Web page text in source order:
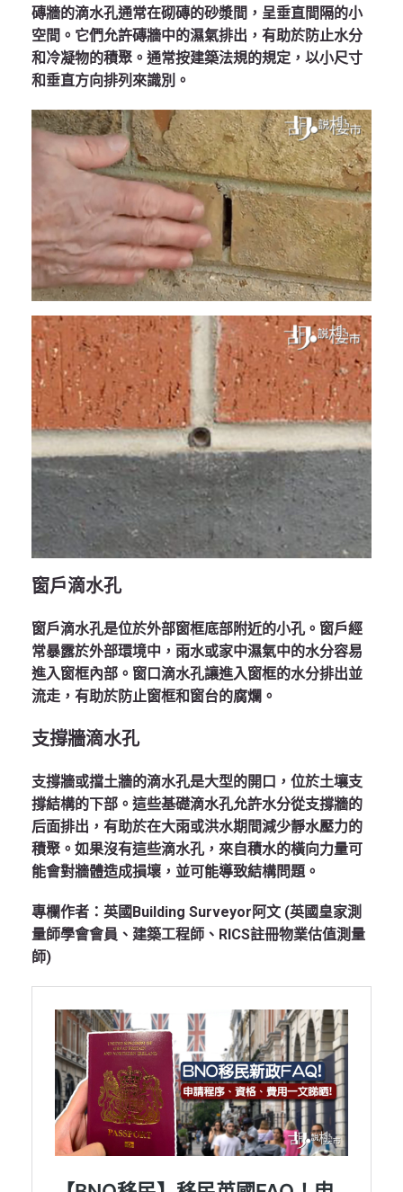
磚牆的滴水孔通常在砌磚的砂漿間，呈垂直間隔的小
空間。它們允許磚牆中的濕氣排出，有助於防止水分
和冷凝物的積聚。通常按建築法規的規定，以小尺寸
和垂直方向排列來識別。
窗戶滴水孔
窗戶滴水孔是位於外部窗框底部附近的小孔。窗戶經
常暴露於外部環境中，雨水或家中濕氣中的水分容易
進入窗框內部。窗口滴水孔讓進入窗框的水分排出並
流走，有助於防止窗框和窗台的腐爛。
支撐牆滴水孔
支撐牆或擋土牆的滴水孔是大型的開口，位於土壤支
撐結構的下部。這些基礎滴水孔允許水分從支撐牆的
后面排出，有助於在大雨或洪水期間減少靜水壓力的
積聚。如果沒有這些滴水孔，來自積水的橫向力量可
能會對牆體造成損壞，並可能導致結構問題。
專欄作者：英國Building Surveyor阿文 (英國皇家測
量師學會會員、建築工程師、RICS註冊物業估值測量
師)